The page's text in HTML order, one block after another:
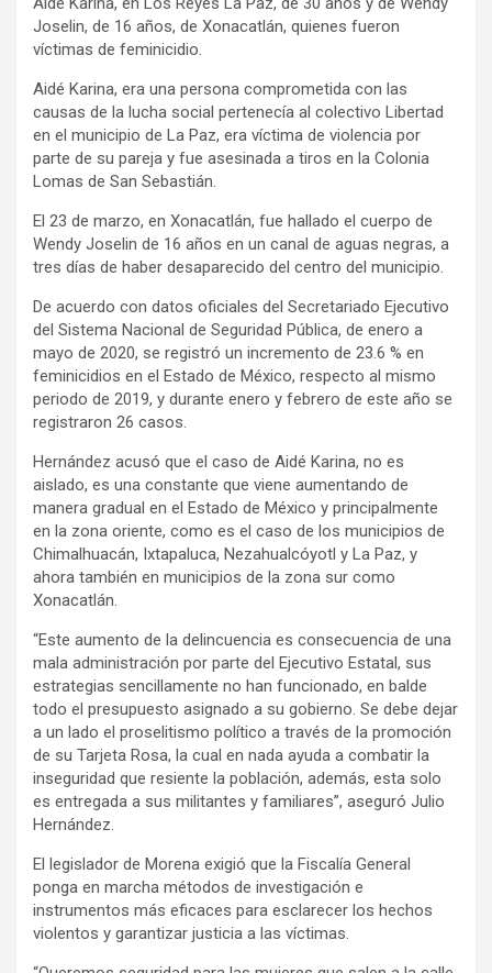
Joselin, de 16 años, de Xonacatlán, quienes fueron
víctimas de feminicidio.
Aidé Karina, era una persona comprometida con las
causas de la lucha social pertenecía al colectivo Libertad
en el municipio de La Paz, era víctima de violencia por
parte de su pareja y fue asesinada a tiros en la Colonia
Lomas de San Sebastián.
El 23 de marzo, en Xonacatlán, fue hallado el cuerpo de
Wendy Joselin de 16 años en un canal de aguas negras, a
tres días de haber desaparecido del centro del municipio.
De acuerdo con datos oficiales del Secretariado Ejecutivo
del Sistema Nacional de Seguridad Pública, de enero a
mayo de 2020, se registró un incremento de 23.6 % en
feminicidios en el Estado de México, respecto al mismo
periodo de 2019, y durante enero y febrero de este año se
registraron 26 casos.
Hernández acusó que el caso de Aidé Karina, no es
aislado, es una constante que viene aumentando de
manera gradual en el Estado de México y principalmente
en la zona oriente, como es el caso de los municipios de
Chimalhuacán, Ixtapaluca, Nezahualcóyotl y La Paz, y
ahora también en municipios de la zona sur como
Xonacatlán.
“Este aumento de la delincuencia es consecuencia de una
mala administración por parte del Ejecutivo Estatal, sus
estrategias sencillamente no han funcionado, en balde
todo el presupuesto asignado a su gobierno. Se debe dejar
a un lado el proselitismo político a través de la promoción
de su Tarjeta Rosa, la cual en nada ayuda a combatir la
inseguridad que resiente la población, además, esta solo
es entregada a sus militantes y familiares”, aseguró Julio
Hernández.
El legislador de Morena exigió que la Fiscalía General
ponga en marcha métodos de investigación e
instrumentos más eficaces para esclarecer los hechos
violentos y garantizar justicia a las víctimas.